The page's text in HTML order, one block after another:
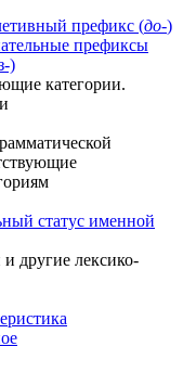
префикс (до-)
префиксы
)
категории.
статус именной
другие лексико-